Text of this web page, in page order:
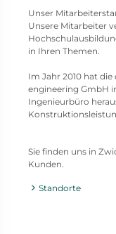
Unser
Unsere Mitarbeiter
in Ihren Themen.
Im Jahr 2010 hat
engineering GmbH
Ingenieurbüro
Sie finden uns in
Kunden.
Standorte